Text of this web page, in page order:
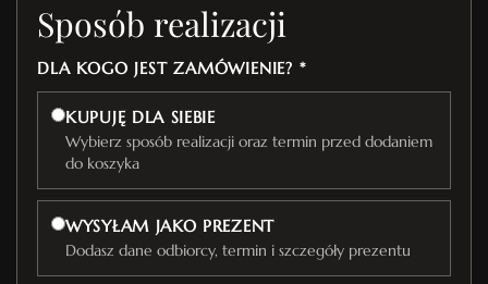
Sposób realizacji
DLA KOGO JEST ZAMÓWIENIE? *
KUPUJĘ DLA SIEBIE
Wybierz sposób realizacji oraz termin przed dodaniem
do koszyka
WYSYŁAM JAKO PREZENT
Dodasz dane odbiorcy, termin i szczegóły prezentu